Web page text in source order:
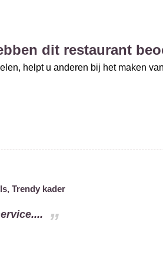
dit restaurant
helpt u anderen bij het maken
Trendy kader